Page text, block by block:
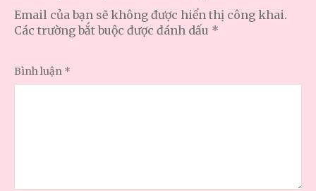
Email của bạn sẽ không được hiển thị công khai.
Các trường bắt buộc được đánh dấu *
Bình luận *